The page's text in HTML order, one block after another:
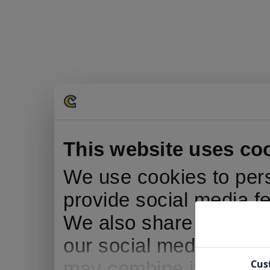
This website uses
We use cookies to
provide social media
We also share
our social media,